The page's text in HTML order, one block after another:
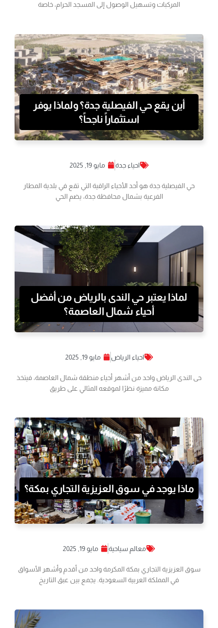
المركبات وتسهيل الوصول إلى المسجد الحرام، خاصة
أين يقع حي الفيصلية جدة؟ ولماذا يوفر
استثماراً ناجحاً؟
احياء جدة مايو 19, 2025
حي الفيصلية جدة هو أحد الأحياء الراقية التي تقع في بلدية المطار
الفرعية بشمال محافظة جدة، يضم الحي
لماذا يعتبر حي الندى بالرياض من أفضل
أحياء شمال العاصمة؟
احياء الرياض مايو 19, 2025
حى الندى الرياض واحد من أشهر أحياء منطقة شمال العاصمة، فيتخذ
مكانة مميزة نظرًا لموقعه المثالي على طريق
ماذا يوجد في سوق العزيزية التجاري بمكة؟
معالم سياحية مايو 19, 2025
سوق العزيزية التجاري بمكة المكرمة واحد من أقدم وأشهر الأسواق
في المملكة العربية السعودية. يجمع بين عبق التاريخ